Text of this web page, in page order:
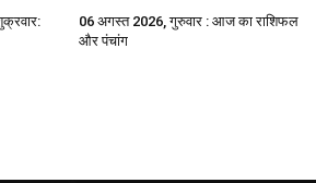
06 अगस्त 2026, गुरुवार : आज का राशिफल
और पंचांग